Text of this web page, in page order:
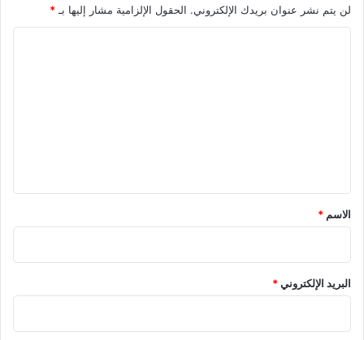
لن يتم نشر عنوان بريدك الإلكتروني. الحقول الإلزامية مشار إليها بـ*
*
الاسم *
البريد الإلكتروني*